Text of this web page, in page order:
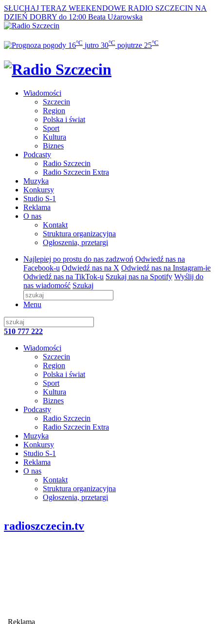
SŁUCHAJ TERAZ WEEKENDOWE RADIO SZCZECIN NA
DZIEŃ DOBRY do 12:00 Beata Użarowska
16°C jutro 30°C pojutrze 25°C
Wiadomości
Szczecin
Region
Polska i świat
Sport
Kultura
Biznes
Podcasty
Radio Szczecin
Radio Szczecin Extra
Muzyka
Konkursy
Studio S-1
Reklama
O nas
Kontakt
Struktura organizacyjna
Ogłoszenia, przetargi
Najlepiej po prostu do nas zadzwoń Odwiedź nas na
Facebook-u Odwiedź nas na X Odwiedź nas na Instagram-ie
Odwiedź nas na TikTok-u Szukaj nas na Spotify Wyślij do
nas wiadomość Szukaj
Menu
510 777 222
Wiadomości
Szczecin
Region
Polska i świat
Sport
Kultura
Biznes
Podcasty
Radio Szczecin
Radio Szczecin Extra
Muzyka
Konkursy
Studio S-1
Reklama
O nas
Kontakt
Struktura organizacyjna
Ogłoszenia, przetargi
radioszczecin.tv
Reklama